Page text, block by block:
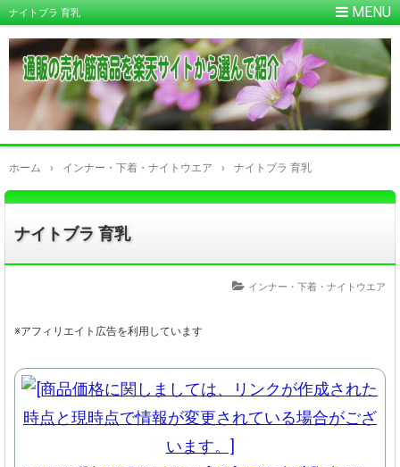
ナイトブラ 育乳
ホーム › インナー・下着・ナイトウエア › ナイトブラ 育乳
ナイトブラ 育乳
インナー・下着・ナイトウエア
※アフィリエイト広告を利用しています